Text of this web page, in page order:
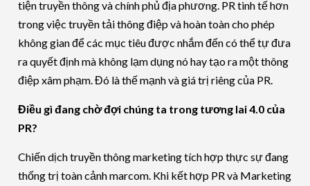
tiện truyền thông và chính phủ địa phương. PR tinh tế hơn
trong việc truyền tải thông điệp và hoàn toàn cho phép
không gian để các mục tiêu được nhắm đến có thể tự đưa
ra quyết định mà không lạm dụng nó hay tạo ra một thông
điệp xâm phạm. Đó là thế mạnh và giá trị riêng của PR.
Điều gì đang chờ đợi chúng ta trong tương lai 4.0 của
PR?
Chiến dịch truyền thông marketing tích hợp thực sự đang
thống trị toàn cảnh marcom. Khi kết hợp PR và Marketing